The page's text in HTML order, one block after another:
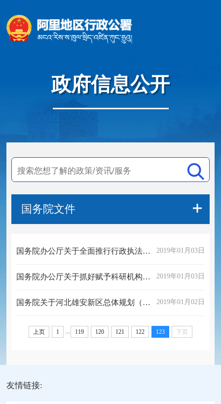
政府信息公开
国务院文件
2019年01月03日
国务院办公厅关于全面推行行政执法公示制度执法全过程记录制度重大执法决定法制审核制度的指导意见
2019年01月03日
国务院办公厅关于抓好赋予科研机构和人员更大自主权有关文件贯彻落实工作的通知
2019年01月02日
国务院关于河北雄安新区总体规划（2018—2035年）的批复
上页 1 ... 119 120 121 122 123 下页
友情链接: